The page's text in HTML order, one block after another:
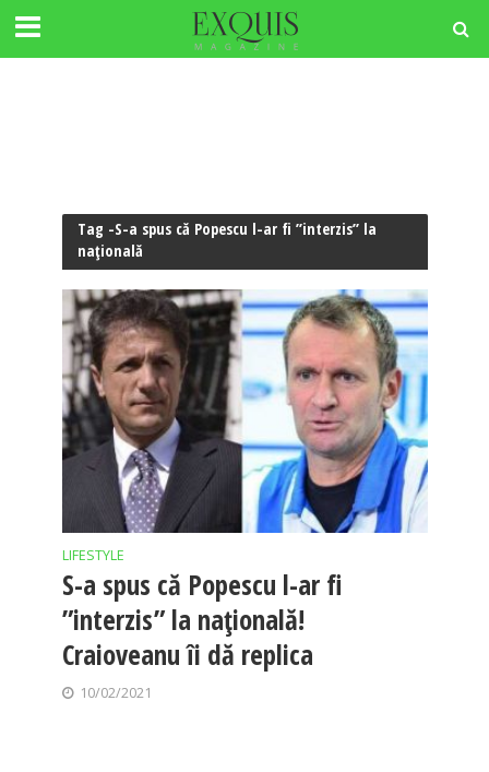
Tag -S-a spus că Popescu l-ar fi ”interzis” la
națională
LIFESTYLE
S-a spus că Popescu l-ar fi
”interzis” la națională!
Craioveanu îi dă replica
10/02/2021